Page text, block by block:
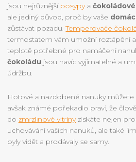
jsou nejrůznější posypya
ale jediný důvod, proč by vaše
zůstávat pozadu.Temperovače
termostatem vám umožní roztápění
teplotě potřebné pro namáčení
čokoládu jsou navíc vyjímatelné a
údržbu.
Hotové a nazdobené nanuky můžete
avšak známé pořekadlo praví, že
do zmrzlinové vitrínyzískáte nejen
uchovávání vašich nanuků, ale také
byly vidět a prodávaly se samy.